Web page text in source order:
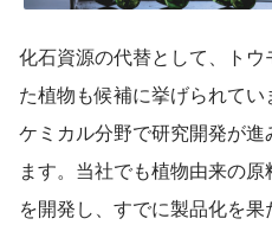
化石資源の代替として、ト
た植物も候補に挙げられて
ケミカル分野で研究開発が
ます。当社でも植物由来の
を開発し、すでに製品化を果